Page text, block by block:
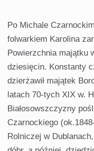
Po Michale
folwarkiem Karolina
Powierzchnia majątku
dziesięcin. Konstanty
dzierżawił majątek
latach 70-tych XIX w.
Białosowszczyzny
Czarnockiego
Rolniczej w